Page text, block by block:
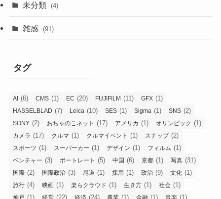
未分類 (4)
雑感 (91)
タグ
AI (6) CMS (1) EC (20) FUJIFILM (11) GFX (1)
HASSELBLAD (7) Leica (10) SES (1) Sigma (1) SNS (2)
SONY (2) おちゃのこネット (17) アメリカ (1) オリンピック (1)
カメラ (17) クルマ (1) クルマイベント (1) スナップ(2)
スポーツ (1) スーパーカー (1) デザイン (1) フィルム (1)
ベンチャー (3) ポートレート (5) 中国 (6) 京都 (1) 写真 (31)
国際 (2) 国際政治 (3) 尾道 (1) 採用 (1) 政治 (9) 文化 (1)
旅行 (4) 映画 (1) 楽らクラウド (1) 生き方 (1) 社会 (1)
(1) (22) (24) (1) (1) (1)